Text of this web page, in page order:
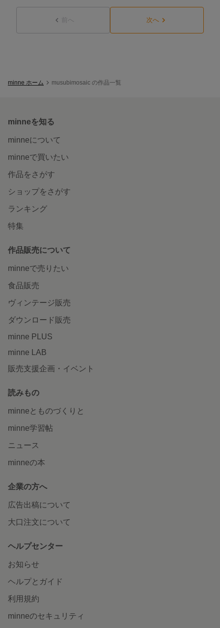
前へ 次へ
minne ホーム musubimosaic の作品一覧
minneを知る
minneについて
minneで買いたい
作品をさがす
ショップをさがす
ランキング
特集
作品販売について
minneで売りたい
食品販売
ヴィンテージ販売
ダウンロード販売
minne PLUS
minne LAB
販売支援企画・イベント
読みもの
minneとものづくりと
minne学習帖
ニュース
minneの本
企業の方へ
広告出稿について
大口注文について
ヘルプセンター
お知らせ
ヘルプとガイド
利用規約
minneのセキュリティ